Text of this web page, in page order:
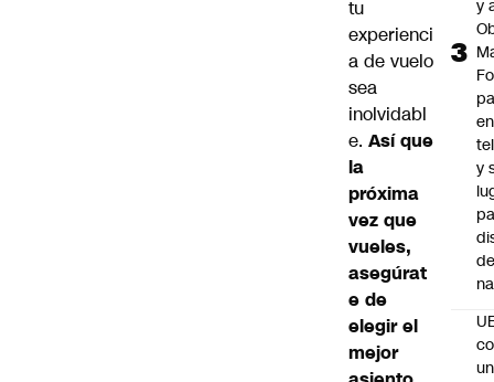
tu
experienci
a de vuelo
sea
inolvidabl
e. Así que
la
próxima
vez que
vueles,
asegúrat
e de
elegir el
mejor
y
en
y